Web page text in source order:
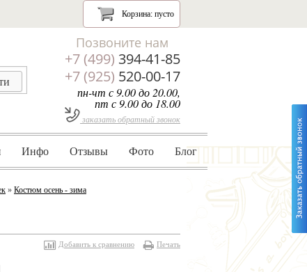
Корзина: пусто
Позвоните нам
+7 (499) 394-41-85
+7 (925) 520-00-17
пн-чт с 9.00 до 20.00,
пт с 9.00 до 18.00
заказать обратный звонок
Инфо Отзывы Фото Блог
» Костюм осень - зима
Добавить к сравнению Печать